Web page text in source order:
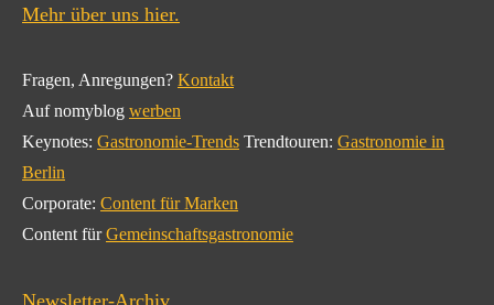
Mehr über uns hier.
Fragen, Anregungen? Kontakt
Auf nomyblog werben
Keynotes: Gastronomie-Trends Trendtouren: Gastronomie in
Berlin
Corporate: Content für Marken
Content fürGemeinschaftsgastronomie